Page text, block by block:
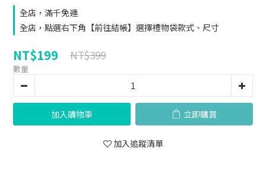
全店，滿千免運
全店，點選右下角【前往結帳】選擇禮物袋款式、尺寸
NT$199 NT$399
數量
加入購物車 立即購買
加入追蹤清單